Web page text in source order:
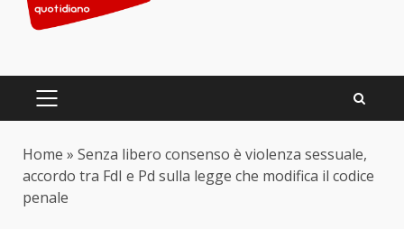
PRIMARY
Home » Senza libero consenso è violenza sessuale,
accordo tra FdI e Pd sulla legge che modifica il codice
penale